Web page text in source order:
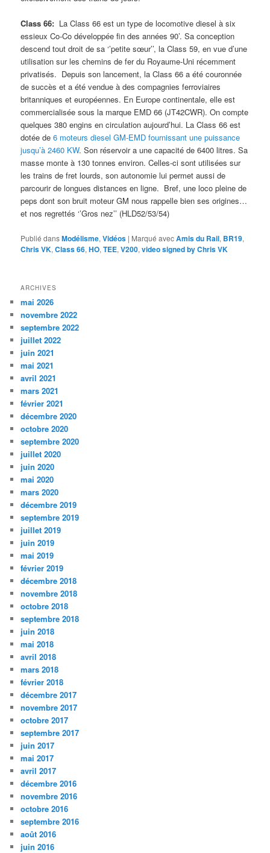
Class 66: La Class 66 est un type de locomotive diesel à six
essieux Co-Co développée fin des années 90’. Sa conception
descend tout droit de sa ‘’petite sœur’’, la Class 59, en vue d’une
utilisation sur les chemins de fer du Royaume-Uni récemment
privatisés. Depuis son lancement, la Class 66 a été couronnée
de succès et a été vendue à des compagnies ferroviaires
britanniques et européennes. En Europe continentale, elle est
commercialisée sous la marque EMD 66 (JT42CWR). On compte
quelques 380 engins en circulation aujourd’hui. La Class 66 est
dotée de6 moteurs diesel GM-EMD fournissant une puissance
jusqu’à 2460 KW. Son réservoir a une capacité de 6400 litres. Sa
masse monte à 130 tonnes environ. Celles-ci sont utilisées sur
les trains de fret lourds, son autonomie lui permet aussi de
parcourir de longues distances en ligne. Bref, une loco pleine de
peps dont son bruit moteur GM nous rappelle bien ses origines…
et nos regrettés ‘’Gros nez’’ (HLD52/53/54)
Publié dansModélisme,Vidéos | Marqué avecAmis du Rail, BR19,
Chris VK,Class 66,HO,TEE,V200,video signed by Chris VK
ARCHIVES
mai 2026
novembre 2022
septembre 2022
juillet 2022
juin 2021
mai 2021
avril 2021
mars 2021
février 2021
décembre 2020
octobre 2020
septembre 2020
juillet 2020
juin 2020
mai 2020
mars 2020
décembre 2019
septembre 2019
juillet 2019
juin 2019
mai 2019
février 2019
décembre 2018
novembre 2018
octobre 2018
septembre 2018
juin 2018
mai 2018
avril 2018
mars 2018
février 2018
décembre 2017
novembre 2017
octobre 2017
septembre 2017
juin 2017
mai 2017
avril 2017
décembre 2016
novembre 2016
octobre 2016
septembre 2016
août 2016
juin 2016